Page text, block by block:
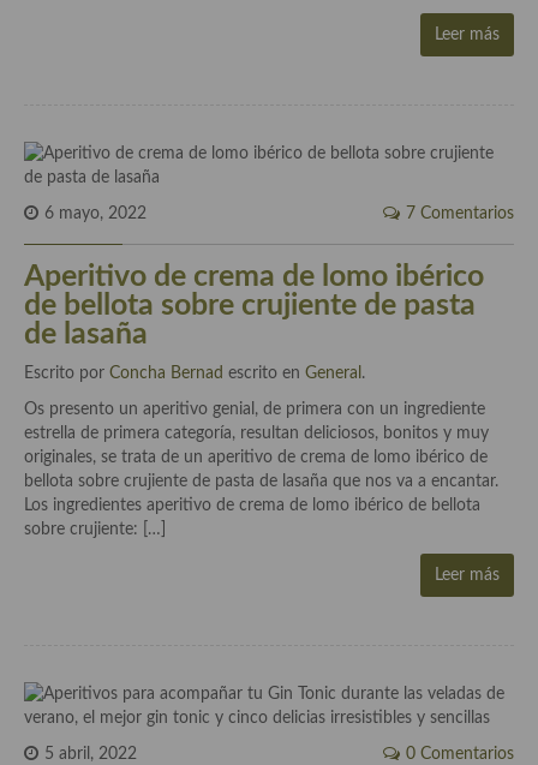
Cocina Catalana
Cocina Extremeña
Cocina Gallega
Cocina Madrileña
Cocina Murciana
Cocina Navarra
Cocina Riojana
Cocina Valenciana
Cocina Austriaca
Cocina Belga
Leer más
6 mayo, 2022 7 Comentarios
Aperitivo de crema de lomo ibérico
de bellota sobre crujiente de pasta
de lasaña
Escrito por Concha Bernad escrito en General .
Os presento un aperitivo genial, de primera con un ingrediente
estrella de primera categoría, resultan deliciosos, bonitos y muy
originales, se trata de un aperitivo de crema de lomo ibérico de
bellota sobre crujiente de pasta de lasaña que nos va a encantar.
Los ingredientes aperitivo de crema de lomo ibérico de bellota
sobre crujiente: […]
Leer más
5 abril, 2022 0 Comentarios